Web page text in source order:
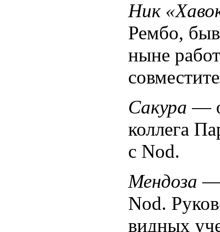
Ник
Рембо,
ныне
Сакура —
коллега
с Nod.
Мендоза —
Nod.
видных